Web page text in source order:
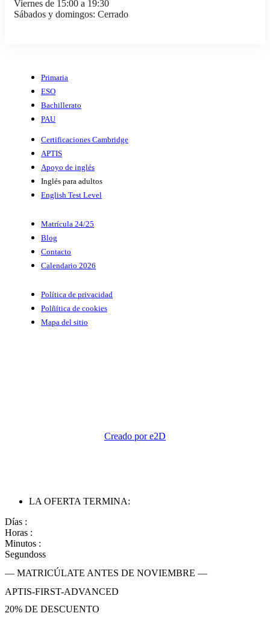
Viernes de 15:00 a 19:30
Sábados y domingos: Cerrado
Primaria
ESO
Bachillerato
PAU
Certificaciones Cambridge
APTIS
Apoyo de inglés
Inglés para adultos
English Test Level
Matrícula 24/25
Blog
Contacto
Calendario 2026
Política de privacidad
Polñítica de cookies
Mapa del sitio
Creado por e2D
LA OFERTA TERMINA:
Días :
Horas :
Minutos :
Segundoss
— MATRICÚLATE ANTES DE NOVIEMBRE —
APTIS-FIRST-ADVANCED
20% DE DESCUENTO